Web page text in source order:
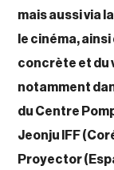
mais aussi via
le cinéma,
concrète et du
notamment
du Centre
Jeonju IFF
Proyector